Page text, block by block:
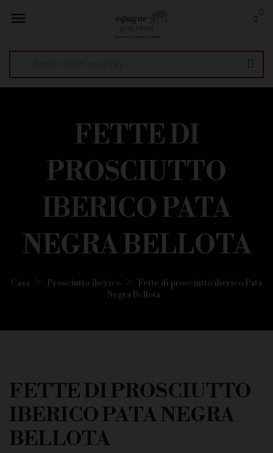

FETTE DI
PROSCIUTTO
IBERICO PATA
NEGRA BELLOTA
Casa Prosciutto iberico
Fette di prosciutto iberico Pata
Negra Bellota
FETTE DI PROSCIUTTO
IBERICO PATA NEGRA
BELLOTA